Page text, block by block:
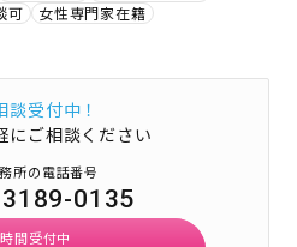
可
女性専門家在籍
談受付中！
にご相談ください
所の電話番号
0135
間受付中